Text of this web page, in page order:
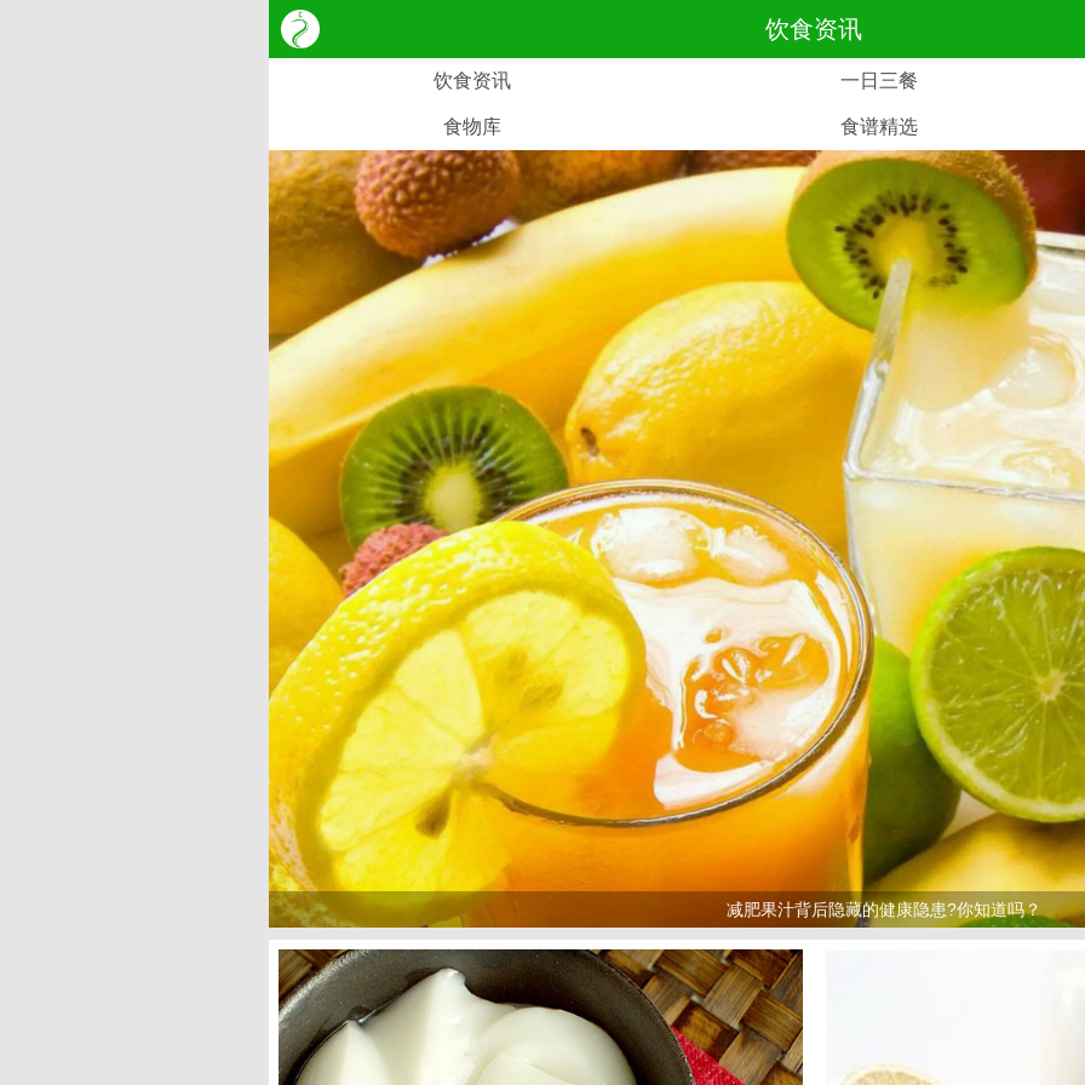
饮食资讯
饮食资讯 一日三餐
食物库 食谱精选
减肥果汁背后隐藏的健康隐患?你知道吗？
>